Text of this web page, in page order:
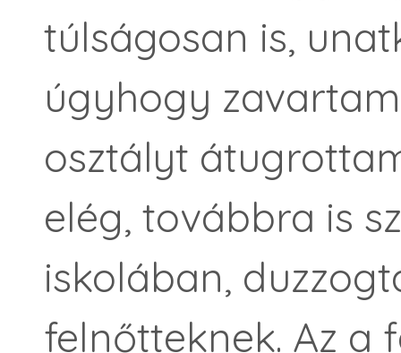
túlságosan is,
úgyhogy
osztályt
elég, továbbra is
iskolában,
felnőtteknek. Az a